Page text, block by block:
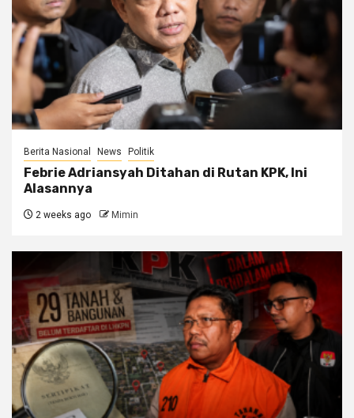
Berita Nasional News Politik
Febrie Adriansyah Ditahan di Rutan KPK, Ini
Alasannya
2 weeks ago Mimin